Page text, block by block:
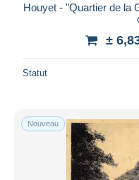
Houyet - "Quartier de la
±
Statut
Nouveau